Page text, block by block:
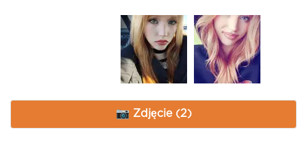
📷 Zdjęcie (2)